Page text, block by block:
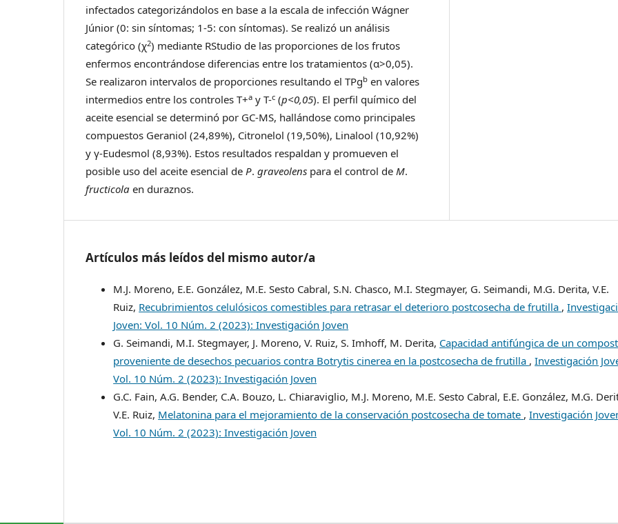
infectados categorizándolos en base a la escala de infección Wágner
Júnior (0: sin síntomas; 1-5: con síntomas). Se realizó un análisis
categórico (χ2) mediante RStudio de las proporciones de los frutos
enfermos encontrándose diferencias entre los tratamientos (α>0,05).
Se realizaron intervalos de proporciones resultando el TPgb en valores
intermedios entre los controles T+a y T-c (p<0,05). El perfil químico del
aceite esencial se determinó por GC-MS, hallándose como principales
compuestos Geraniol (24,89%), Citronelol (19,50%), Linalool (10,92%)
y γ-Eudesmol (8,93%). Estos resultados respaldan y promueven el
posible uso del aceite esencial deP.graveolens para el control deM.
fructicola en duraznos.
Artículos más leídos del mismo autor/a
M.J. Moreno, E.E. González, M.E. Sesto Cabral, S.N. Chasco, M.I. Stegmayer, G. Seimandi, M.G. Derita, V.E.
Ruiz, Recubrimientos celulósicos comestibles para retrasar el deterioro postcosecha de frutilla ,
Joven: Vol. 10 Núm. 2 (2023): Investigación Joven
G. Seimandi, M.I. Stegmayer, J. Moreno, V. Ruiz, S. Imhoff, M. Derita, Capacidad antifúngica de un compost
proveniente de desechos pecuarios contra Botrytis cinerea en la postcosecha de frutilla ,Investigación
Vol. 10 Núm. 2 (2023): Investigación Joven
G.C. Fain, A.G. Bender, C.A. Bouzo, L. Chiaraviglio, M.J. Moreno, M.E. Sesto Cabral, E.E. González, M.G.
V.E. Ruiz, Melatonina para el mejoramiento de la conservación postcosecha de tomate ,Investigación
Vol. 10 Núm. 2 (2023): Investigación Joven